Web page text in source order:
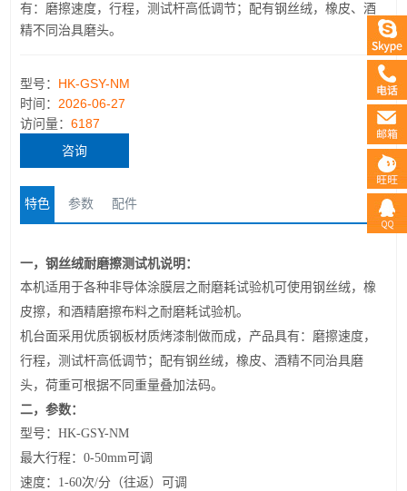
有：磨擦速度，行程，测试杆高低调节；配有钢丝绒，橡皮、酒
精不同治具磨头。
型号： HK-GSY-NM
时间： 2026-06-27
访问量：6187
咨询
特色 参数 配件
一，钢丝绒耐磨擦测试机说明 ：
本机适用于各种非导体涂膜层之耐磨耗试验机可使用钢丝绒，橡
皮擦 ，和酒精磨擦布料之耐磨耗试验机。
机台面采用优质钢板材质烤漆制做而成，产品具有： 磨擦速度，
行程， 测试杆高低调节；配有钢丝绒，橡皮、酒精不同治具磨
头，荷重可根据不同重量叠加法码。
二，参数：
型号：HK-GSY-NM
最大行程：0-50mm可调
速度： 1-60次/分（往返）可调